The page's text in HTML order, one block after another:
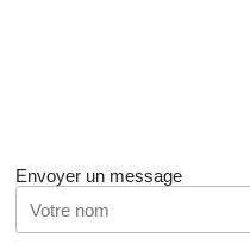
Envoyer un message